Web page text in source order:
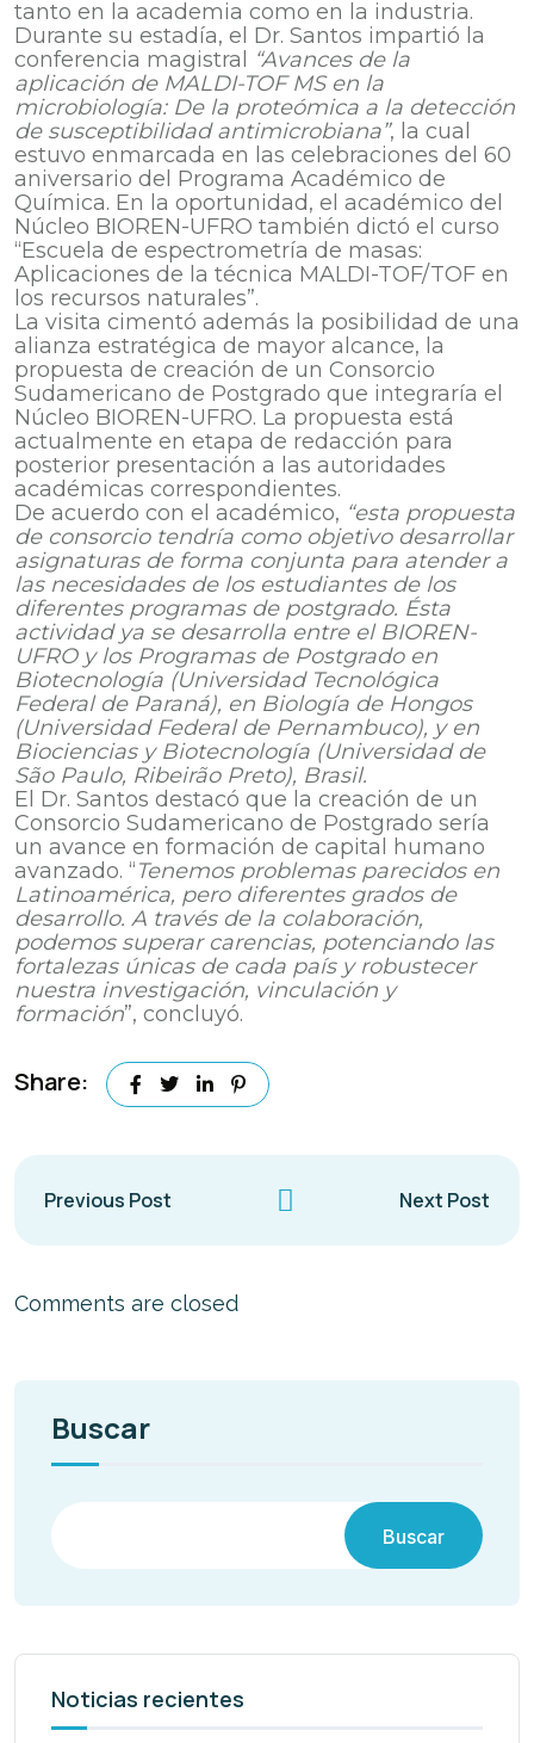
tanto en la academia como en la industria.
Durante su estadía, el Dr. Santos impartió la
conferencia magistral
“Avances de la
aplicación de MALDI-TOF MS en la
microbiología: De la proteómica a la detección
de susceptibilidad antimicrobiana”, la cual
estuvo enmarcada en las celebraciones del 60
aniversario del Programa Académico de
Química. En la oportunidad, el académico del
Núcleo BIOREN-UFRO también dictó el curso
“Escuela de espectrometría de masas:
Aplicaciones de la técnica MALDI-TOF/TOF en
los recursos naturales”.
La visita cimentó además la posibilidad de una
alianza estratégica de mayor alcance, la
propuesta de creación de un Consorcio
Sudamericano de Postgrado que integraría el
Núcleo BIOREN-UFRO. La propuesta está
actualmente en etapa de redacción para
posterior presentación a las autoridades
académicas correspondientes.
De acuerdo con el académico, “esta propuesta
de consorcio tendría como objetivo desarrollar
asignaturas de forma conjunta para atender a
las necesidades de los estudiantes de los
diferentes programas de postgrado. Ésta
actividad ya se desarrolla entre el BIOREN-
UFRO y los Programas de Postgrado en
Biotecnología (Universidad Tecnológica
Federal de Paraná), en Biología de Hongos
(Universidad Federal de Pernambuco), y en
Biociencias y Biotecnología (Universidad de
São Paulo, Ribeirão Preto), Brasil.
El Dr. Santos destacó que la creación de un
Consorcio Sudamericano de Postgrado sería
un avance en formación de capital humano
avanzado. “Tenemos problemas parecidos en
Latinoamérica, pero diferentes grados de
desarrollo. A través de la colaboración,
podemos superar carencias, potenciando las
fortalezas únicas de cada país y robustecer
nuestra investigación, vinculación y
formación”, concluyó.
Share:
Previous Post Next Post
Comments are closed
Buscar
Buscar
Noticias recientes